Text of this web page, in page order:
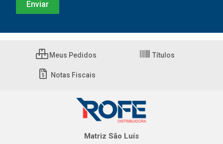
Meus Pedidos Títulos
Notas Fiscais
Matriz São Luís